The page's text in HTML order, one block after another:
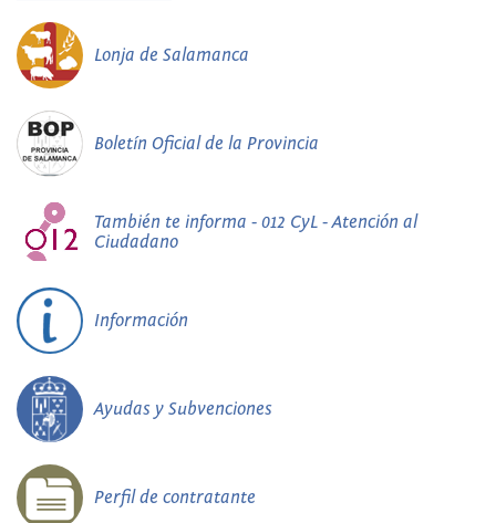
Lonja de Salamanca
Boletín Oficial de la Provincia
También te informa - 012 CyL - Atención al
Ciudadano
Información
Ayudas y Subvenciones
Perfil de contratante